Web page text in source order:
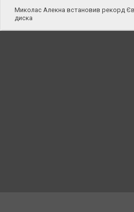
Миколас Алекна встановив рекорд
диска